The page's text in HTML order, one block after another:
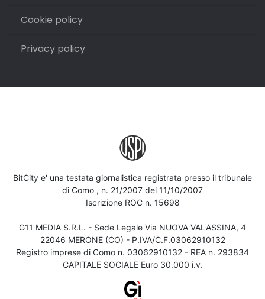
Cookie policy
Privacy policy
BitCity e' una testata giornalistica registrata presso il tribunale
di Como , n. 21/2007 del 11/10/2007
Iscrizione ROC n. 15698
G11 MEDIA S.R.L. - Sede Legale Via NUOVA VALASSINA, 4
22046 MERONE (CO) - P.IVA/C.F.03062910132
Registro imprese di Como n. 03062910132 - REA n. 293834
CAPITALE SOCIALE Euro 30.000 i.v.